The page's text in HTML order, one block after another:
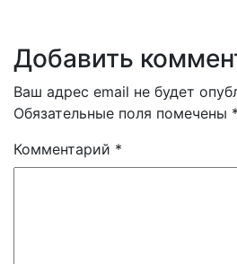
Добавить
Ваш адрес email не будет
Обязательные поля помечены *
Комментарий *